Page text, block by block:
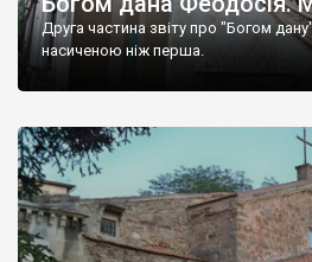
Друга частина звіту про "Богом
насиченою ніж перша.